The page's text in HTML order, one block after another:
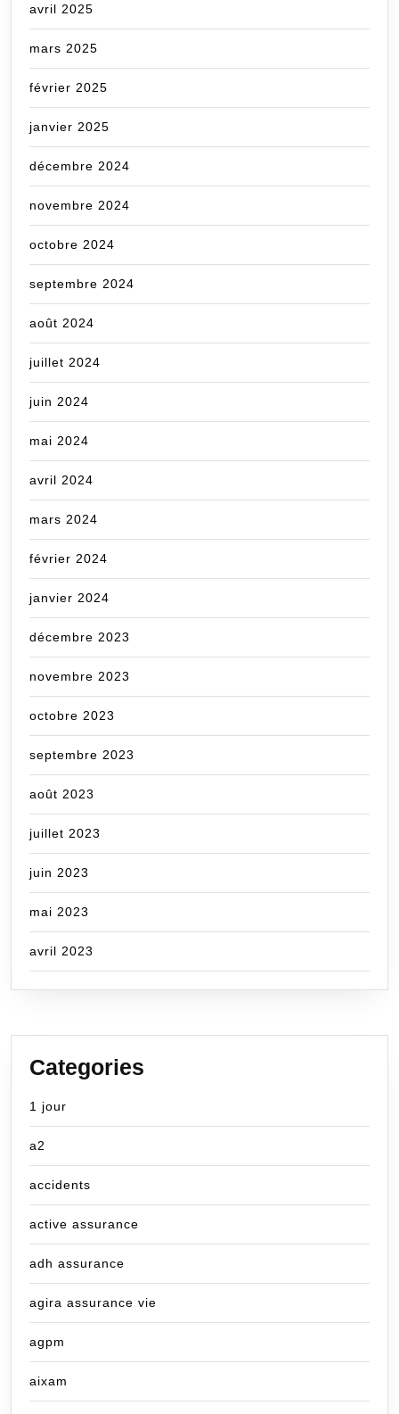
avril 2025
mars 2025
février 2025
janvier 2025
décembre 2024
novembre 2024
octobre 2024
septembre 2024
août 2024
juillet 2024
juin 2024
mai 2024
avril 2024
mars 2024
février 2024
janvier 2024
décembre 2023
novembre 2023
octobre 2023
septembre 2023
août 2023
juillet 2023
juin 2023
mai 2023
avril 2023
Categories
1 jour
a2
accidents
active assurance
adh assurance
agira assurance vie
agpm
aixam